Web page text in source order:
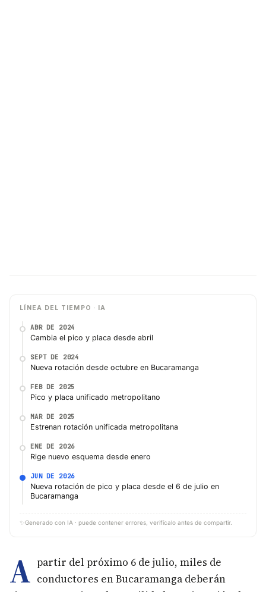
LÍNEA DEL TIEMPO · IA
ABR DE 2024
Cambia el pico y placa desde abril
SEPT DE 2024
Nueva rotación desde octubre en Bucaramanga
FEB DE 2025
Pico y placa unificado metropolitano
MAR DE 2025
Estrenan rotación unificada metropolitana
ENE DE 2026
Rige nuevo esquema desde enero
JUN DE 2026
Nueva rotación de pico y placa desde el 6 de julio en
Bucaramanga
✨ Generado con IA · puede contener errores, verifícalo antes de compartir.
A partir del próximo 6 de julio, miles de
conductores en Bucaramanga deberán